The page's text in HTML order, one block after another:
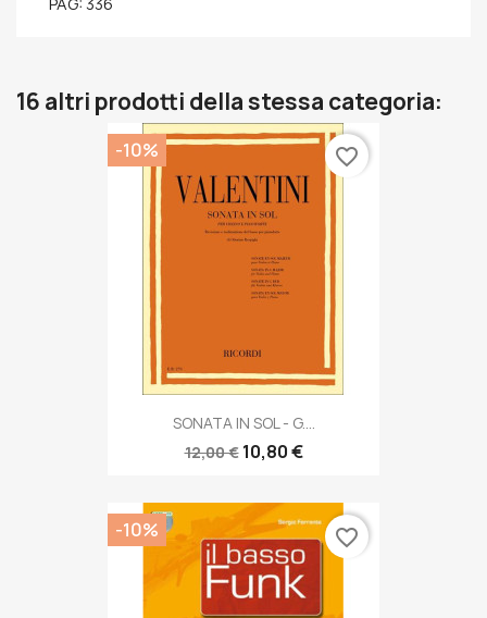
16 altri prodotti della stessa categoria:
SONATA IN SOL - G....
12,00 € 10,80 €
-10% favorite_border
-10% favorite_border